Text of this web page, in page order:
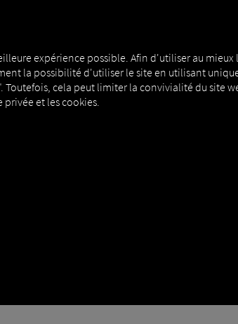
expérience possible. Afin d'utiliser au mieux
la possibilité d'utiliser le site en utilisant
Toutefois, cela peut limiter la convivialité du site
et les cookies.